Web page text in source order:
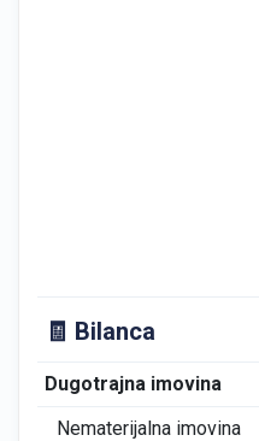
🧾 Bilanca
Dugotrajna imovina
Nematerijalna imovina